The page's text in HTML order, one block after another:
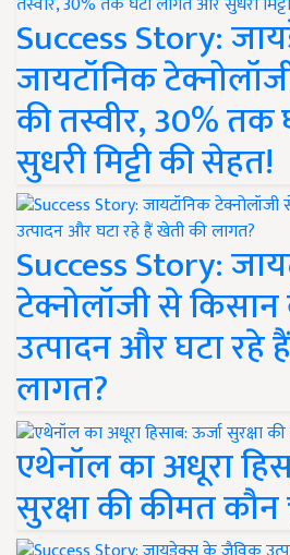
Success Story:
जायटॉनिक
की तस्वीर, 30%
सुधरी मिट्टी की सेहत!
Success Story:
टेक्नोलॉजी से
उत्पादन और घटा रहे
लागत?
एथेनॉल का अधूरा
सुरक्षा की कीमत